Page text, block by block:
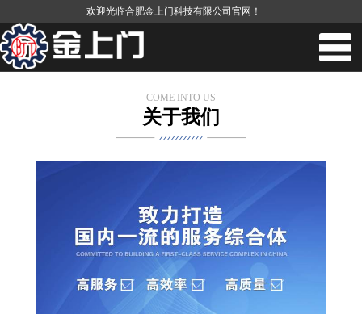
欢迎光临合肥金上门科技有限公司官网！
COME INTO US
关于我们